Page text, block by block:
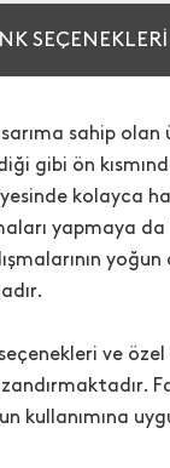
SEÇENEKLERI
sahip olan
gibi ön
kolayca
yapmaya
ve
kullanımına